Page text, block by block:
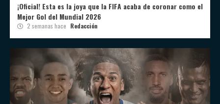
¡Oficial! Esta es la joya que la FIFA acaba de coronar como el
Mejor Gol del Mundial 2026
2 semanas hace Redacción